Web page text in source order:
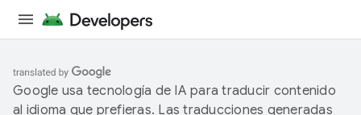
Google usa tecnología de IA para traducir contenido
al idioma que prefieras. Las traducciones generadas